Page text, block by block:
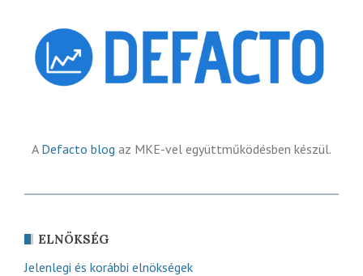
A Defacto blog az MKE-vel együttműködésben készül.
ELNÖKSÉG
Jelenlegi és korábbi elnökségek